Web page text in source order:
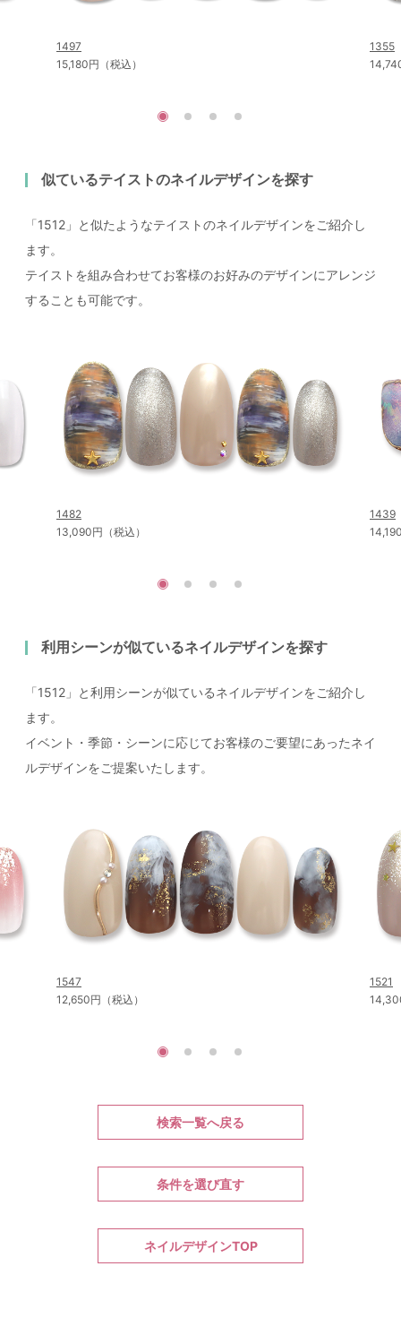
1497
15,180円（税込）
1355
似ているテイストのネイルデザインを探す
「1512」と似たようなテイストのネイルデザインをご紹介し
ます。
テイストを組み合わせてお客様のお好みのデザインにアレンジ
することも可能です。
1482
13,090円（税込）
1439
利用シーンが似ているネイルデザインを探す
「1512」と利用シーンが似ているネイルデザインをご紹介し
ます。
イベント・季節・シーンに応じてお客様のご要望にあったネイ
ルデザインをご提案いたします。
1547
12,650円（税込）
1521
検索一覧へ戻る
条件を選び直す
ネイルデザインTOP